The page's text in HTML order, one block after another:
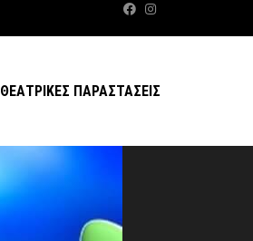
ΘΕΑΤΡΙΚΈΣ ΠΑΡΑΣΤΆΣΕΙΣ